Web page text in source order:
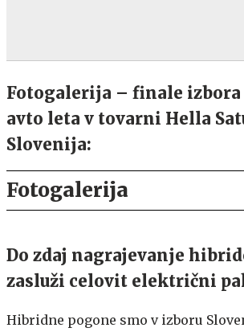
Fotogalerija – finale izbora
avto leta v tovarni Hella
Slovenija:
Fotogalerija
Do zdaj nagrajevanje
zasluži celovit električni
Hibridne pogone smo v izboru